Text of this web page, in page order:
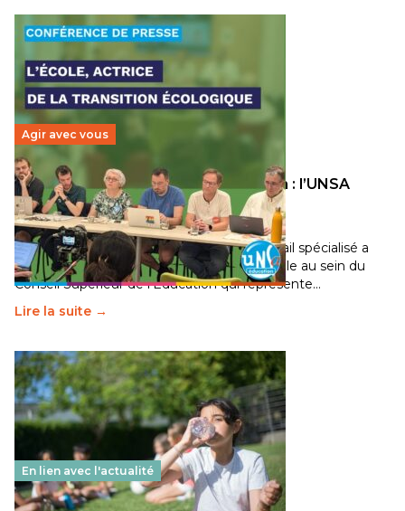
Agir avec vous
Transition écologique de l’éducation : l’UNSA
Éducation fait bouger les lignes
30 juin 2026-National
Pendant plusieurs mois, un groupe de travail spécialisé a
travaillé sur la transition écologique de l’Ecole au sein du
Conseil Supérieur de l’Éducation qui représente…
Lire la suite →
En lien avec l'actualité